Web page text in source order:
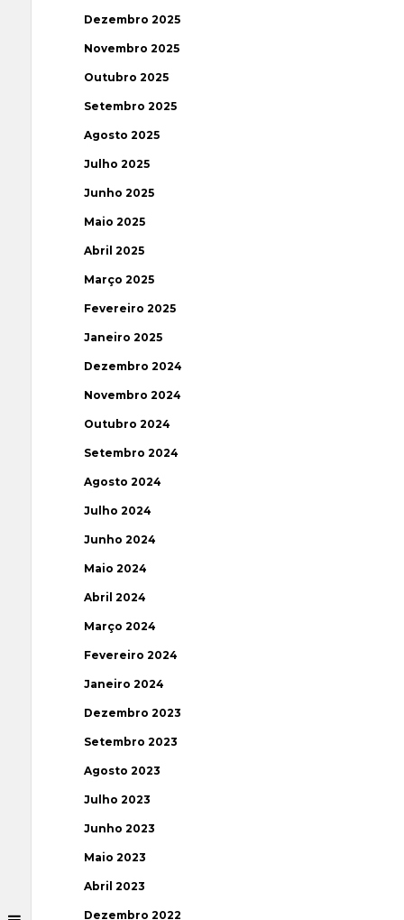
Dezembro 2025
Novembro 2025
Outubro 2025
Setembro 2025
Agosto 2025
Julho 2025
Junho 2025
Maio 2025
Abril 2025
Março 2025
Fevereiro 2025
Janeiro 2025
Dezembro 2024
Novembro 2024
Outubro 2024
Setembro 2024
Agosto 2024
Julho 2024
Junho 2024
Maio 2024
Abril 2024
Março 2024
Fevereiro 2024
Janeiro 2024
Dezembro 2023
Setembro 2023
Agosto 2023
Julho 2023
Junho 2023
Maio 2023
Abril 2023
Dezembro 2022